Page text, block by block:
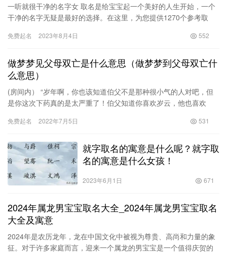
一听就很干净的名字女 取名是给宝宝起一个美好的人生开始，一个
干净的名字无疑是最好的选择。在这里，为您提供1270个参考取
仅…
免费起名 2023年8月4日 552
做梦梦见父母双亡是什么意思（做梦梦到父母双亡什
么意思）
(房间内） “岁年啊，你也该知道伯父不是那种很小气的人对吧，但
是你这次下药真的是太严重了！伯父知道你喜欢岁云，他也喜欢
当受…
免费起名 2022年7月5日 531
就字取名的寓意是什么呢？就字取
名的寓意是什么女孩！
2023年6月1日 671
2024年属龙男宝宝取名大全_2024年属龙男宝宝取名
大全及寓意
2024年是农历龙年，龙在中国文化中被视为尊贵、高尚和力量的象
征。对于许多家庭而言，迎来一个属龙的男宝宝是一个值得庆贺的